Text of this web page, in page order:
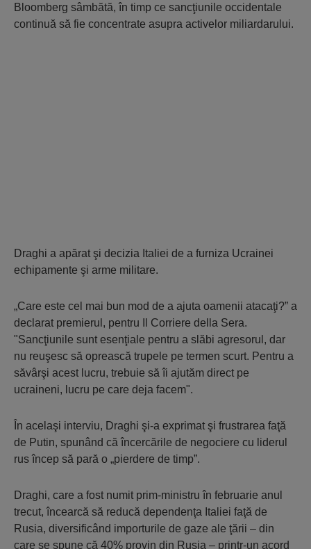
Bloomberg sâmbătă, în timp ce sancţiunile occidentale
continuă să fie concentrate asupra activelor miliardarului.
Draghi a apărat şi decizia Italiei de a furniza Ucrainei
echipamente şi arme militare.
„Care este cel mai bun mod de a ajuta oamenii atacaţi?” a
declarat premierul, pentru Il Corriere della Sera.
"Sancţiunile sunt esenţiale pentru a slăbi agresorul, dar
nu reuşesc să oprească trupele pe termen scurt. Pentru a
săvârşi acest lucru, trebuie să îi ajutăm direct pe
ucraineni, lucru pe care deja facem".
În acelaşi interviu, Draghi şi-a exprimat şi frustrarea faţă
de Putin, spunând că încercările de negociere cu liderul
rus încep să pară o „pierdere de timp”.
Draghi, care a fost numit prim-ministru în februarie anul
trecut, încearcă să reducă dependenţa Italiei faţă de
Rusia, diversificând importurile de gaze ale ţării – din
care se spune că 40% provin din Rusia – printr-un acord